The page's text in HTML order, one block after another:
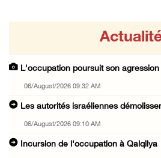
L'occupation poursuit son
06/August/2026 09:32 AM
Les autorités israéliennes
06/August/2026 09:10 AM
Incursion de l'occupation à Qalqilya